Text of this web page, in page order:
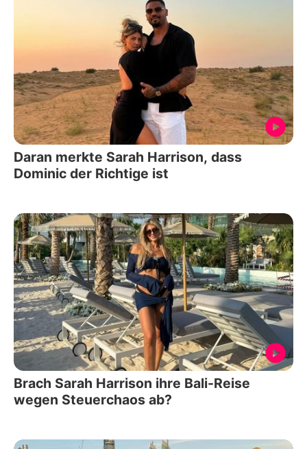
Daran merkte Sarah Harrison, dass
Dominic der Richtige ist
Brach Sarah Harrison ihre Bali-Reise
wegen Steuerchaos ab?